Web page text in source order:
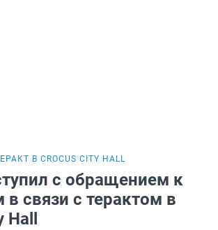
В CROCUS CITY HALL
с обращением к
в связи с терактом в